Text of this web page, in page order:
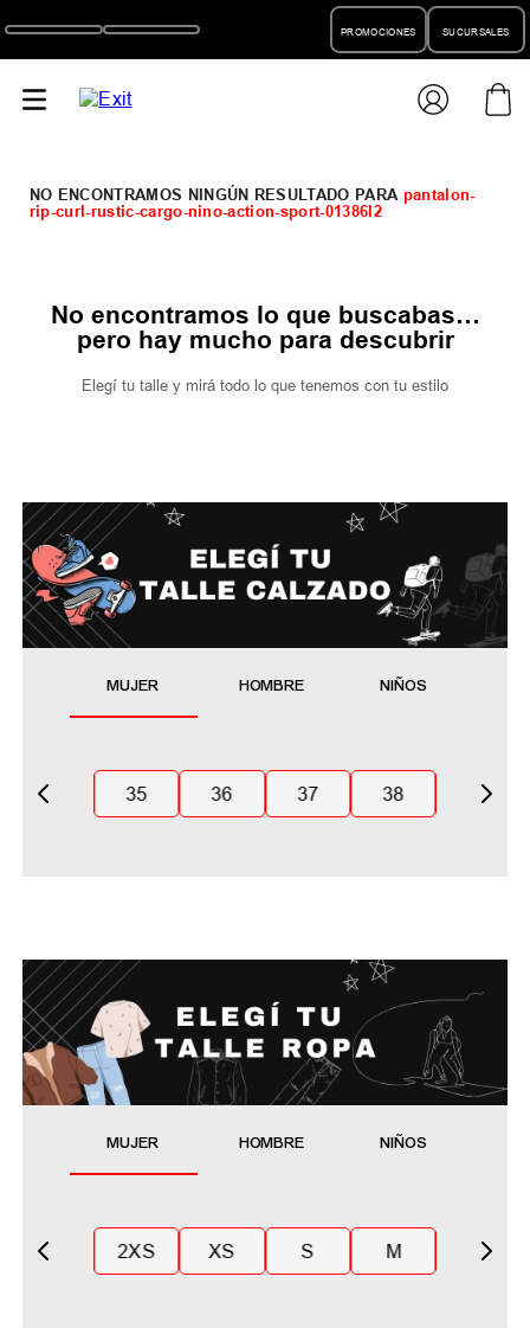
PROMOCIONES SUCURSALES
pantalon-
rip-curl-rustic-cargo-nino-action-sport-01386l2
No encontramos lo que buscabas…
pero hay mucho para descubrir
Elegí tu talle y mirá todo lo que tenemos con tu estilo
MUJER HOMBRE NIÑOS
35 36 37 38
MUJER HOMBRE NIÑOS
2XS XS S M